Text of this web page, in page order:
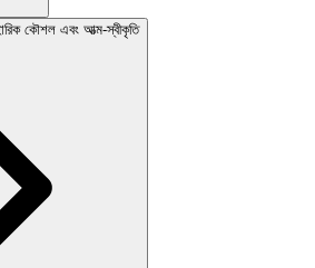
কৌশল এবং আত্ম-স্বীকৃতি